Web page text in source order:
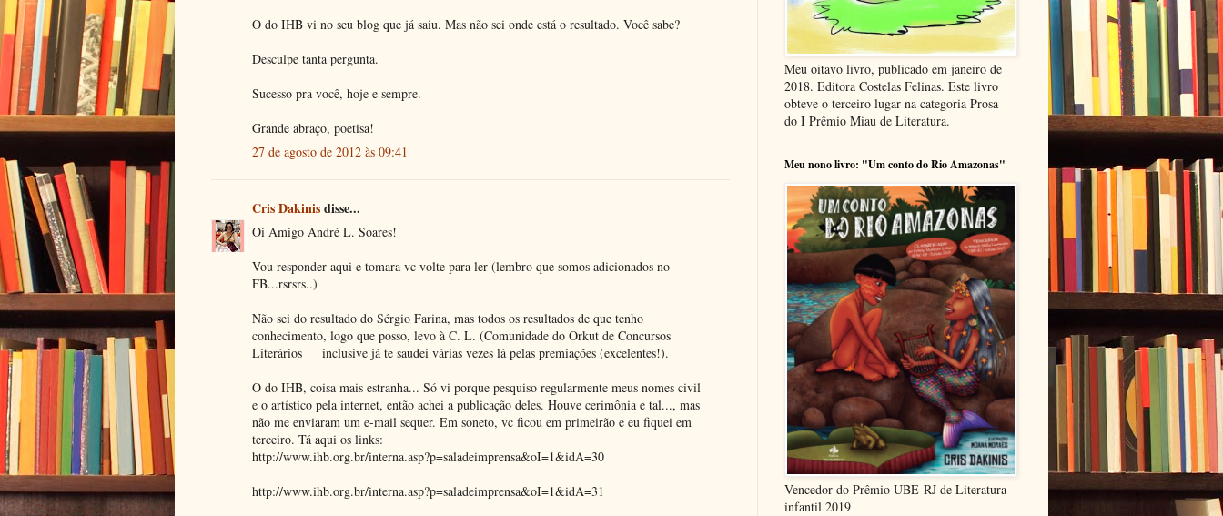
O do IHB vi no seu blog que já saiu. Mas não sei onde está o resultado. Você sabe?
Desculpe tanta pergunta.
Sucesso pra você, hoje e sempre.
Grande abraço, poetisa!
27 de agosto de 2012 às 09:41
Cris Dakinisdisse...
Oi Amigo André L. Soares!
Vou responder aqui e tomara vc volte para ler (lembro que somos adicionados no
FB...rsrsrs..)
Não sei do resultado do Sérgio Farina, mas todos os resultados de que tenho
conhecimento, logo que posso, levo à C. L. (Comunidade do Orkut de Concursos
Literários __ inclusive já te saudei várias vezes lá pelas premiações (excelentes!).
O do IHB, coisa mais estranha... Só vi porque pesquiso regularmente meus nomes civil
e o artístico pela internet, então achei a publicação deles. Houve cerimônia e tal..., mas
não me enviaram um e-mail sequer. Em soneto, vc ficou em primeirão e eu fiquei em
terceiro. Tá aqui os links:
http://www.ihb.org.br/interna.asp?p=saladeimprensa&oI=1&idA=30
http://www.ihb.org.br/interna.asp?p=saladeimprensa&oI=1&idA=31
Meu oitavo livro, publicado em janeiro de
2018. Editora Costelas Felinas. Este livro
obteve o terceiro lugar na categoria Prosa
do I Prêmio Miau de Literatura.
Meu nono livro: "Um conto do Rio Amazonas"
Vencedor do Prêmio UBE-RJ de Literatura
infantil 2019